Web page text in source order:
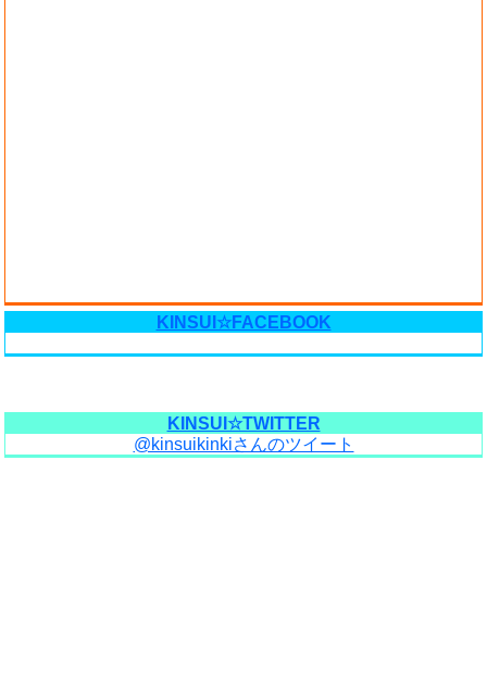
KINSUI☆FACEBOOK
KINSUI☆TWITTER
@kinsuikinkiさんのツイート